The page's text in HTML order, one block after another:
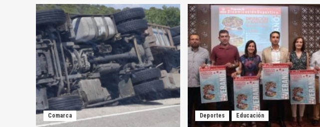
Comarca Deportes Educación